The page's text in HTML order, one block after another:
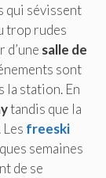
qui sévissent
trop rudes
d’une salle de
sont
la station. En
tandis que la
freeski
semaines
de se